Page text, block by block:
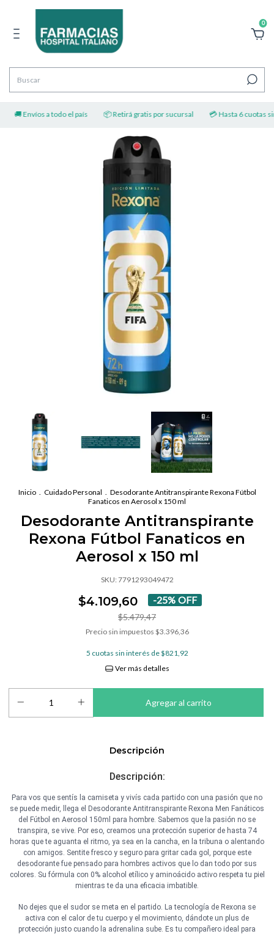
0
🚚 Envíos a todo el país 📦 Retirá gratis por sucursal 💳 Hasta 6 cuotas
Inicio . Cuidado Personal . Desodorante Antitranspirante Rexona Fútbol
Fanaticos en Aerosol x 150 ml
Desodorante Antitranspirante
Rexona Fútbol Fanaticos en
Aerosol x 150 ml
SKU: 7791293049472
$4.109,60 -25% OFF
$5.479,47
Precio sin impuestos $3.396,36
5 cuotas sin interés de$821,92
Ver más detalles
Descripción
Descripción:
Para vos que sentís la camiseta y vivís cada partido con una pasión que no
se puede medir, llega el Desodorante Antitranspirante Rexona Men Fanáticos
del Fútbol en Aerosol 150ml para hombre. Sabemos que la pasión no se
transpira, se vive. Por eso, creamos una protección superior de hasta 74
horas que te aguanta el ritmo, ya sea en la cancha, en la tribuna o alentando
con amigos. Sentite fresco y seguro para gritar cada gol, porque este
desodorante fue pensado para hombres activos que lo dan todo por sus
colores. Su fórmula con 0% alcohol etílico y aminoácido activo respeta tu piel
mientras te da una eficacia imbatible.
No dejes que el sudor se meta en el partido. La tecnología de Rexona se
activa con el calor de tu cuerpo y el movimiento, dándote un plus de
protección justo cuando la adrenalina sube. Es tu compañero ideal para